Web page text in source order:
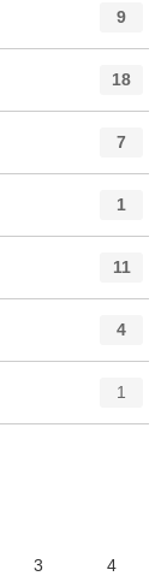
9
18
7
1
11
4
1
3
4